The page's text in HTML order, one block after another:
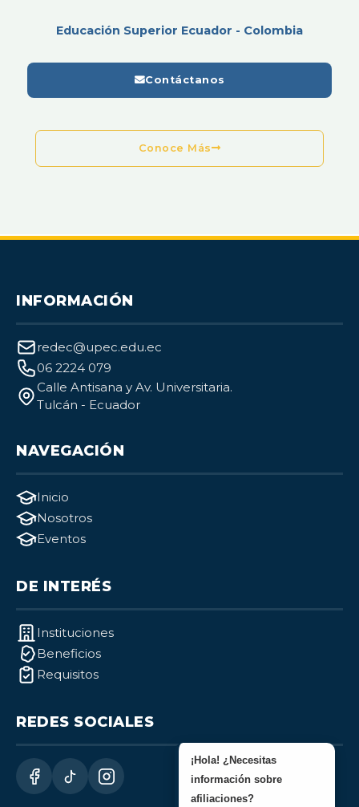
Educación Superior Ecuador - Colombia
Contáctanos
Conoce Más
INFORMACIÓN
redec@upec.edu.ec
06 2224 079
Calle Antisana y Av. Universitaria.
Tulcán - Ecuador
NAVEGACIÓN
Inicio
Nosotros
Eventos
DE INTERÉS
Instituciones
Beneficios
Requisitos
REDES SOCIALES
¡Hola! ¿Necesitas
información sobre
afiliaciones?